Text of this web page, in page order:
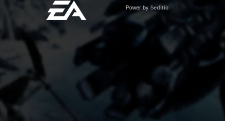
Power by Seditio